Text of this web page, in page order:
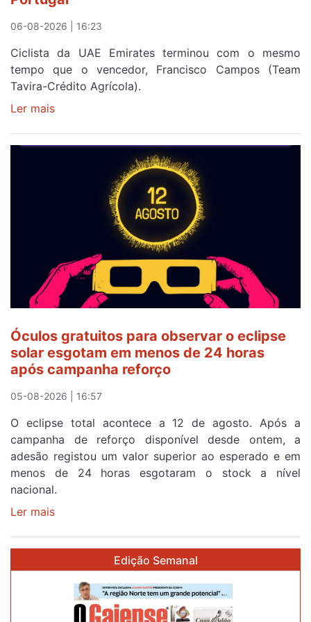
a
Portugal
06-08-2026 | 16:23
Ciclista da UAE Emirates terminou com o mesmo
tempo que o vencedor, Francisco Campos (Team
Tavira-Crédito Agrícola).
Ler mais
ser
o
quarto
a
a
meta
em
Sintra
primeira
etapa
da
87ª
Volta
Óculos gratuitos para observar o eclipse
solar esgotam em menos de 24 horas
após campanha reforço
05-08-2026 | 16:57
O eclipse total acontece a 12 de agosto. Após a
campanha de reforço disponível desde ontem, a
adesão registou um valor superior ao esperado e em
menos de 24 horas esgotaram o stock a nível
nacional.
Ler mais
gratuitos
observar
eclipse
Edição Semanal